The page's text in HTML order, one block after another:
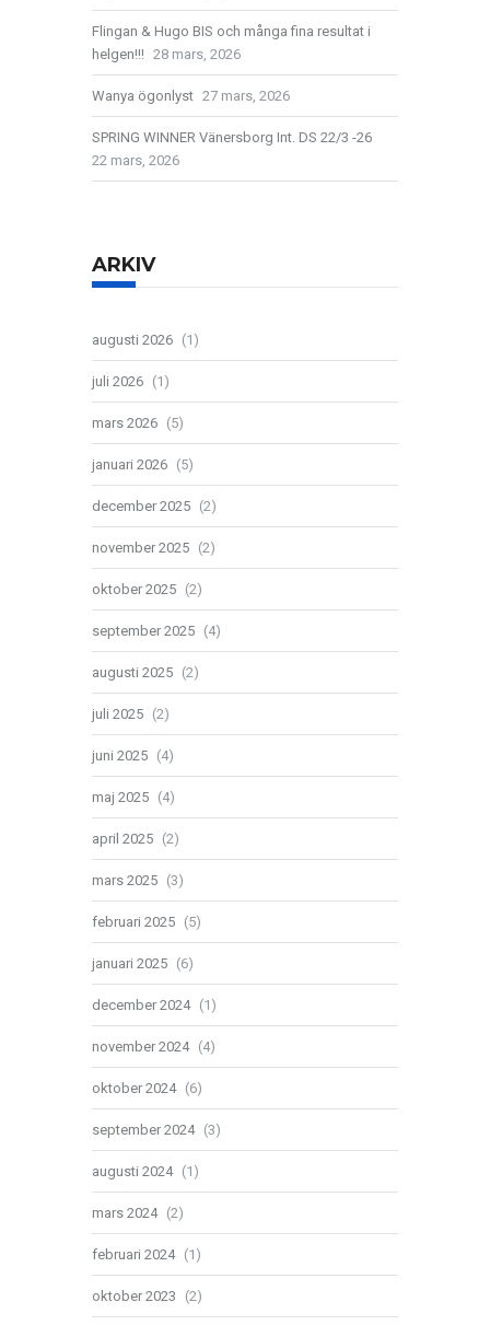
Flingan & Hugo BIS och många fina resultat i
helgen!!! 28 mars, 2026
Wanya ögonlyst 27 mars, 2026
SPRING WINNER Vänersborg Int. DS 22/3 -26
22 mars, 2026
ARKIV
augusti 2026 (1)
juli 2026 (1)
mars 2026 (5)
januari 2026 (5)
december 2025 (2)
november 2025 (2)
oktober 2025 (2)
september 2025 (4)
augusti 2025 (2)
juli 2025 (2)
juni 2025 (4)
maj 2025 (4)
april 2025 (2)
mars 2025 (3)
februari 2025 (5)
januari 2025 (6)
december 2024 (1)
november 2024 (4)
oktober 2024 (6)
september 2024 (3)
augusti 2024 (1)
mars 2024 (2)
februari 2024 (1)
oktober 2023 (2)